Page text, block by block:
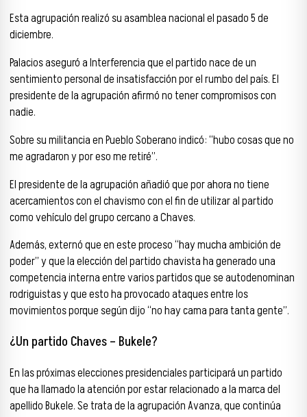
Esta agrupación realizó su asamblea nacional el pasado 5 de
diciembre.
Palacios aseguró a Interferencia que el partido nace de un
sentimiento personal de insatisfacción por el rumbo del país. El
presidente de la agrupación afirmó no tener compromisos con
nadie.
Sobre su militancia en Pueblo Soberano indicó: “hubo cosas que no
me agradaron y por eso me retiré”.
El presidente de la agrupación añadió que por ahora no tiene
acercamientos con el chavismo con el fin de utilizar al partido
como vehículo del grupo cercano a Chaves.
Además, externó que en este proceso “hay mucha ambición de
poder” y que la elección del partido chavista ha generado una
competencia interna entre varios partidos que se autodenominan
rodriguistas y que esto ha provocado ataques entre los
movimientos porque según dijo “no hay cama para tanta gente”.
¿Un partido Chaves – Bukele?
En las próximas elecciones presidenciales participará un partido
que ha llamado la atención por estar relacionado a la marca del
apellido Bukele. Se trata de la agrupación Avanza, que continúa